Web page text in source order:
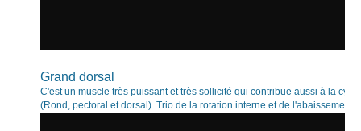
Grand dorsal
C'est un muscle très puissant et très sollicité qui contribue aussi à la
(Rond, pectoral et dorsal). Trio de la rotation interne et de l'abaissement